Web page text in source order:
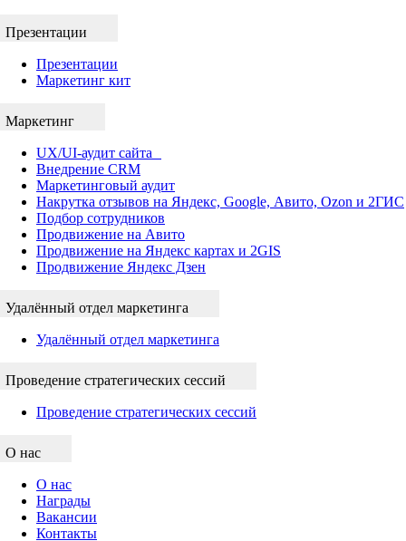
Презентации
Презентации
Маркетинг кит
Маркетинг
UX/UI-аудит сайта
Внедрение CRM
Маркетинговый аудит
Накрутка отзывов на Яндекс, Google, Авито, Ozon и 2ГИС
Подбор сотрудников
Продвижение на Авито
Продвижение на Яндекс картах и 2GIS
Продвижение Яндекс Дзен
Удалённый отдел маркетинга
Удалённый отдел маркетинга
Проведение стратегических сессий
Проведение стратегических сессий
О нас
О нас
Награды
Вакансии
Контакты